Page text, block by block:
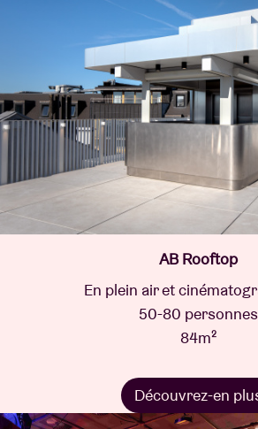
AB Rooftop
En plein air et
50-80 personnes
84m²
Découvrez-en